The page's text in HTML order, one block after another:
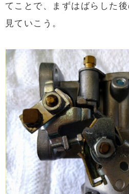
てことで、まずはばらした
見ていこう。